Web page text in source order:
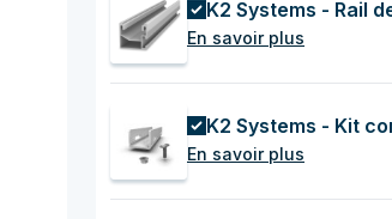
K2 Systems - Rail
En savoir plus
K2 Systems - Kit
En savoir plus